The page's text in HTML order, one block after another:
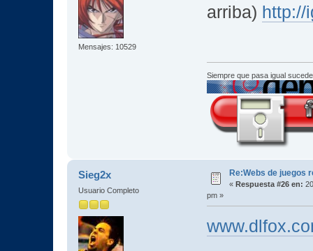
Mensajes: 10529
arriba) http://
Siempre que pasa igual
Sieg2x
Usuario Completo
Re:Webs de juegos
« Respuesta #26 en:
pm »